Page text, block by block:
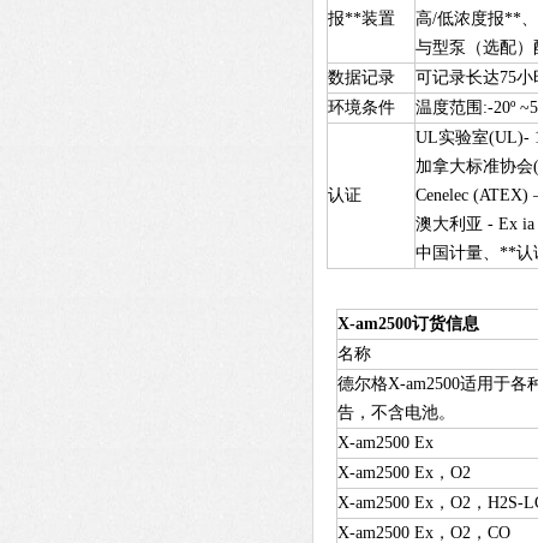
报**装置
高/低浓度报**
与型泵（选配
数据记录
可记录长达75小
环境条件
温度范围:-20º
认证
UL实验室(UL)-
加拿大标准协
Cenelec (ATEX)
澳大利亚 - Ex ia
中国计量、**认
X-am2500订货信息
名称
德尔格X-am2500适用于各
告，不含电池。
X-am2500 Ex
X-am2500 Ex，O2
X-am2500 Ex，O2，H2S-
X-am2500 Ex，O2，CO